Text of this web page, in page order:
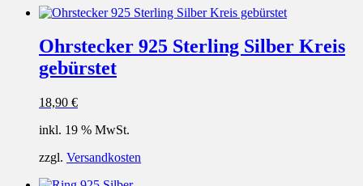
Ohrstecker 925 Sterling Silber Kreis
gebürstet
18,90 €
inkl. 19 % MwSt.
zzgl. Versandkosten